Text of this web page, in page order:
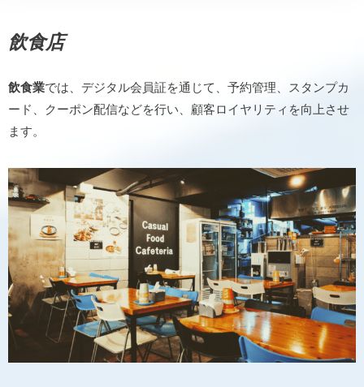
飲食店
飲食業では、デジタル会員証を通じて、予約管理、スタンプカ
ード、クーポン配信などを行い、顧客ロイヤリティを向上させ
ます。